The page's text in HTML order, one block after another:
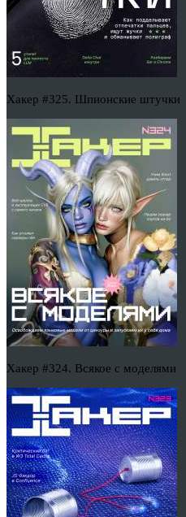
Хакер #325. Шпионские штучки
Хакер #324. Всякое с моделями